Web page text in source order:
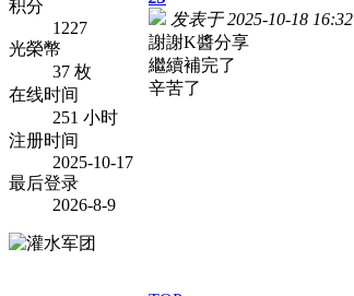
积分
1227
光榮幣
37 枚
在线时间
251 小时
注册时间
2025-10-17
最后登录
2026-8-9
发表于 2025-10-18 16:32
謝謝K醬分享
繼續補完了
辛苦了